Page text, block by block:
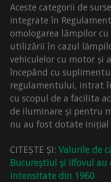
Aceste categorii de
integrate în
omologarea lămpilor
utilizării în cazul
vehiculelor cu motor și
începând cu
regulamentului, intrat
cu scopul de a facilita
de iluminare și pentru
nu au fost dotate inițial
CITEȘTE ȘI: Valurile de
Bucureștiul și Ilfovul
intensitate din 1960